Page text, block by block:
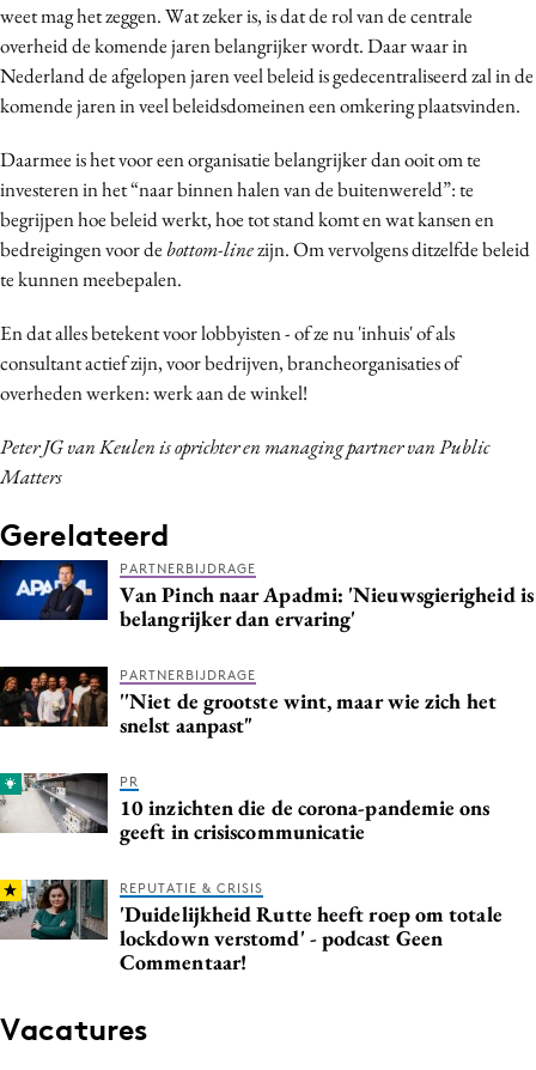
weet mag het zeggen. Wat zeker is, is dat de rol van de centrale
overheid de komende jaren belangrijker wordt. Daar waar in
Nederland de afgelopen jaren veel beleid is gedecentraliseerd zal in de
komende jaren in veel beleidsdomeinen een omkering plaatsvinden.
Daarmee is het voor een organisatie belangrijker dan ooit om te
investeren in het “naar binnen halen van de buitenwereld”: te
begrijpen hoe beleid werkt, hoe tot stand komt en wat kansen en
bedreigingen voor debottom-linezijn. Om vervolgens ditzelfde beleid
te kunnen meebepalen.
En dat alles betekent voor lobbyisten - of ze nu 'inhuis' of als
consultant actief zijn, voor bedrijven, brancheorganisaties of
overheden werken: werk aan de winkel!
Peter JG van Keulen is oprichter en managing partner van Public
Matters
Gerelateerd
PARTNERBIJDRAGE
Van Pinch naar Apadmi: 'Nieuwsgierigheid is
belangrijker dan ervaring'
PARTNERBIJDRAGE
''Niet de grootste wint, maar wie zich het
snelst aanpast"
PR
10 inzichten die de corona-pandemie ons
geeft in crisiscommunicatie
REPUTATIE & CRISIS
'Duidelijkheid Rutte heeft roep om totale
lockdown verstomd' - podcast Geen
Commentaar!
Vacatures